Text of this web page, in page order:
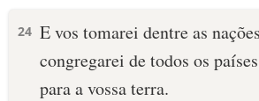
24 E vos tomarei dentre as
congregarei de todos os
para a vossa terra.